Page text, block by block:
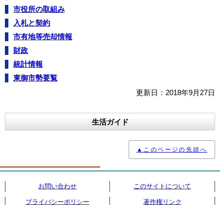
市役所の取組み
入札と契約
市有地等売却情報
財政
統計情報
東御市勢要覧
更新日：2018年9月27日
生活ガイド
▲このページの先頭へ
お問い合わせ このサイトについて
プライバシーポリシー 著作権リンク